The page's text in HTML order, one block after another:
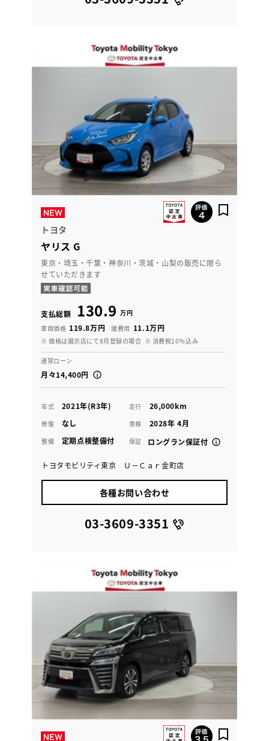
トヨタ
ヤリス G
東京・埼玉・千葉・神奈川・茨城・山梨の販売に限ら
せていただきます
支払総額 130.9 万円
車両価格 119.8万円 諸費用 11.1万円
※ 価格は展示店にて8月登録の場合 ※ 消費税10％込み
通常ローン
月々14,400円
年式 2021年(R3年) 走行 26,000km
修復 なし 車検 2028年 4月
整備 定期点検整備付 保証 ロングラン保証付
トヨタモビリティ東京 Ｕ－Ｃａｒ金町店
各種お問い合わせ
03-3609-3351